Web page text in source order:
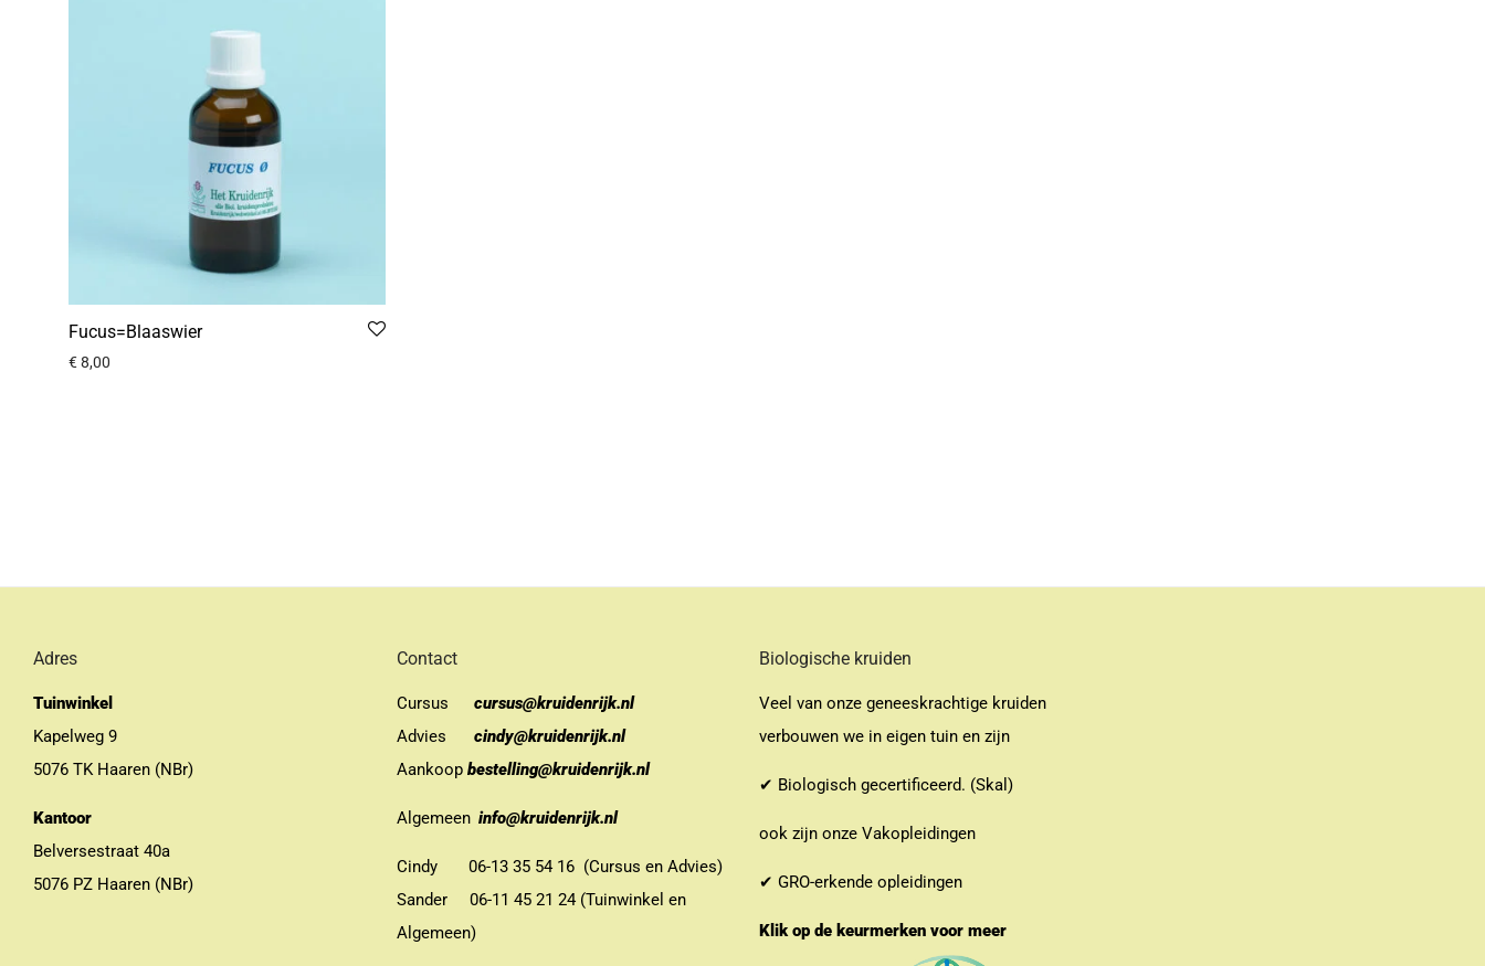
Fucus=Blaaswier
€8,00
Adres
Tuinwinkel
Kapelweg 9
5076 TK Haaren (NBr)
Kantoor
Belversestraat 40a
5076 PZ Haaren (NBr)
Contact
Cursus
cursus@kruidenrijk.nl
Advies
cindy@kruidenrijk.nl
Aankoop bestelling@kruidenrijk.nl
Algemeen info@kruidenrijk.nl
Cindy 06-13 35 54 16 (Cursus en Advies)
Sander 06-11 45 21 24 (Tuinwinkel en
Algemeen)
Biologische kruiden
Veel van onze geneeskrachtige kruiden
verbouwen we in eigen tuin en zijn
✔ Biologisch gecertificeerd. (Skal)
ook zijn onze Vakopleidingen
✔ GRO-erkende opleidingen
Klik op de keurmerken voor meer